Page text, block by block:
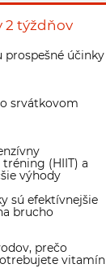
2 týždňov
prospešné účinky
srvátkovom
(HIIT) a
výhody
sú efektívnejšie
brucho
prečo
vitamín